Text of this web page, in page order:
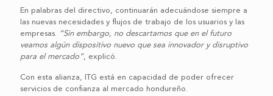
En palabras del directivo, continuarán adecuándose siempre a
las nuevas necesidades y flujos de trabajo de los usuarios y las
empresas.
“Sin embargo, no descartamos que en el futuro
veamos algún dispositivo nuevo que sea innovador y disruptivo
para el mercado”, explicó.
Con esta alianza, ITG está en capacidad de poder ofrecer
servicios de confianza al mercado hondureño.